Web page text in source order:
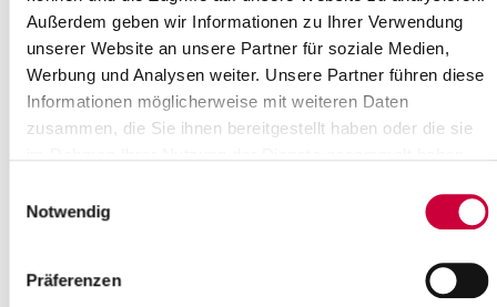
Außerdem geben wir Informationen zu Ihrer Verwendung
unserer Website an unsere Partner für soziale Medien,
Werbung und Analysen weiter. Unsere Partner führen diese
Informationen möglicherweise mit weiteren Daten
zusammen, die Sie ihnen bereitgestellt haben oder die sie
Notwendig
Präferenzen
Aktion „Saubere Landschaft“: Zeit für
den Frühjahrsputz!
22.02.18: Sie gehört zum Frühling wie Schneeglöckchen und
Weiterlesen
Publikation zum